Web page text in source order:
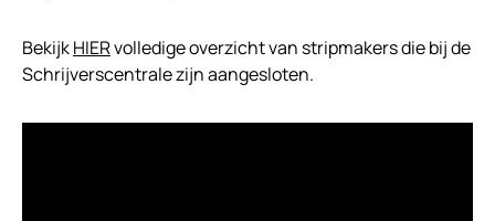
BekijkHIERvolledige overzicht van stripmakers die bij de
Schrijverscentrale zijn aangesloten.